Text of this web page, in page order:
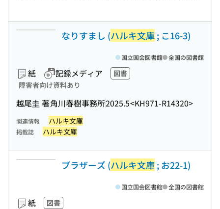
なりすまし (ハルキ文庫; こ16-3)
紙 記録メディア
図書
障害者向け資料あり
越尾圭 著角川春樹事務所2025.5<KH971-R14320>
国立国会図書館 全国の図書館
関連情報 ハルキ文庫
掲載誌 ハルキ文庫
ブラザーズ (ハルキ文庫; お22-1)
紙 図書
国立国会図書館 全国の図書館